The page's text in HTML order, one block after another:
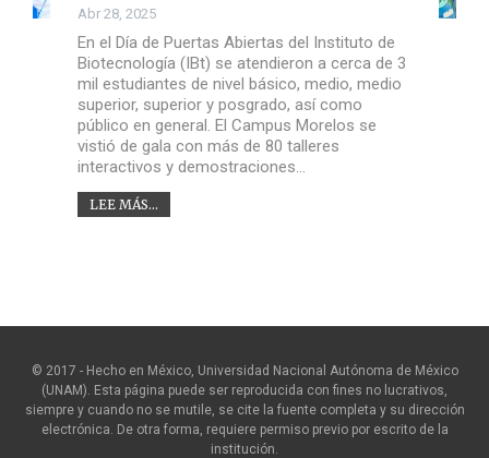
Abr 28, 2025
En el Día de Puertas Abiertas del Instituto de
Biotecnología (IBt) se atendieron a cerca de 3
mil estudiantes de nivel básico, medio, medio
superior, superior y posgrado, así como
público en general. El Campus Morelos se
vistió de gala con más de 80 talleres
interactivos y demostraciones…
LEE MÁS...
© 2017 - Hecho en México, Universidad Nacional Autónoma de México
(UNAM). Esta página puede ser reproducida con fines no lucrativos,
siempre y cuando no se mutile, se cite la fuente completa y su dirección
electrónica. De otra forma, requiere permiso previo por escrito de la
institución.